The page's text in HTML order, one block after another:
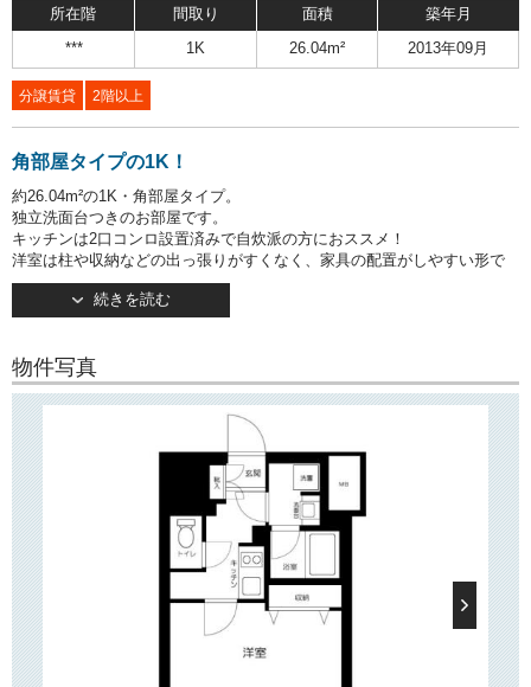
所在階 間取り 面積 築年月
*** 1K 26.04m² 2013年09月
分譲賃貸 2階以上
角部屋タイプの1K！
約26.04m²の1K・角部屋タイプ。
独立洗面台つきのお部屋です。
キッチンは2口コンロ設置済みで自炊派の方におススメ！
洋室は柱や収納などの出っ張りがすくなく、家具の配置がしやすい形で
す。
都営大江戸線「牛込神楽坂」駅徒歩2分の好立地！
そのほか「神楽坂」駅・「飯田橋」駅など複数駅・複数路線利用可で、
通勤・通学に便利な立地です。
2013年9月竣工・地上12階建て。
オートロック・宅配ボックス完備で安心してお住まいいただけます。
「コンシェリア神楽坂」は大通りに面して建っており、近隣にはコンビ
「よしや」「キッチンコート」、郵便局などがございます。
続きを読む
物件写真